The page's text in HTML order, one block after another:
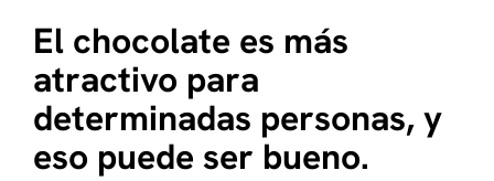
El chocolate es más
atractivo para
determinadas personas, y
eso puede ser bueno.